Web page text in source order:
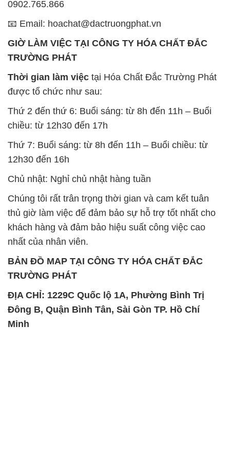
được tổ chức như sau:
Thứ 2 đến thứ 6: Buổi sáng: từ 8h đến 11h – Buổi
chiều: từ 12h30 đến 17h
Thứ 7: Buổi sáng: từ 8h đến 11h – Buổi chiều: từ
12h30 đến 16h
Chủ nhật: Nghỉ chủ nhật hàng tuần
thủ giờ làm việc để đảm bảo sự hỗ trợ tốt nhất cho
khách hàng và đảm bảo hiệu suất công việc cao
nhất của nhân viên.
BẢN ĐỒ MAP TẠI CÔNG TY HÓA CHẤT ĐẮC
TRƯỜNG PHÁT
ĐỊA CHỈ: 1229C Quốc lộ 1A, Phường Bình Trị
Đông B, Quận Bình Tân, Sài Gòn TP. Hồ Chí
Minh